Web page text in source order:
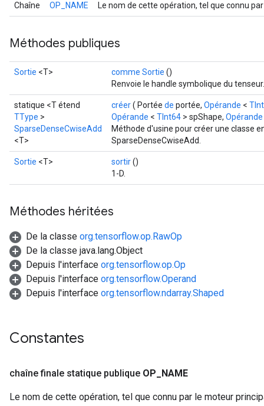
Chaîne OP_NAME Le nom de cette opération, tel que connu
Méthodes publiques
Sortie <T> comme Sortie ()
Renvoie le handle symbolique du tenseur.
statique <T étend
TType >
SparseDenseCwiseAdd
<T>
créer( Portée de portée, Opérande <
Opérande < TInt64 > spShape, Opérande
Méthode d'usine pour créer une classe
SparseDenseCwiseAdd.
Sortie <T> sortir()
1-D.
Méthodes héritées
De la classe org.tensorflow.op.RawOp
De la classe java.lang.Object
Depuis l'interface org.tensorflow.op.Op
Depuis l'interface org.tensorflow.Operand
Depuis l'interface org.tensorflow.ndarray.Shaped
Constantes
chaîne finale statique publique OP NAME
Le nom de cette opération, tel que connu par le moteur